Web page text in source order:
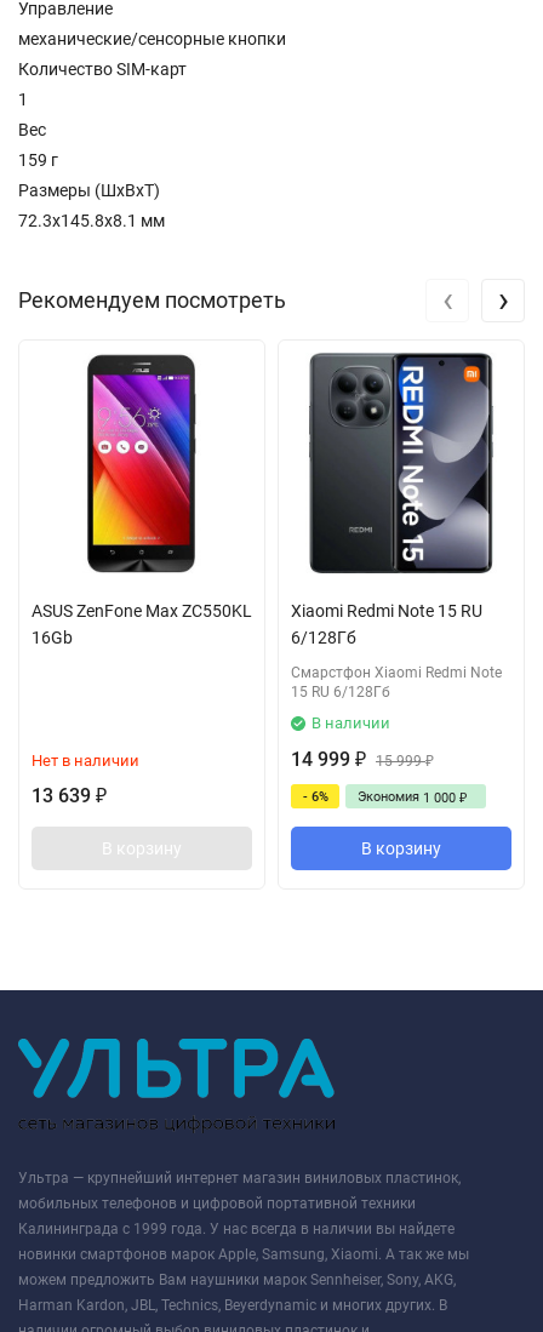
Управление
механические/сенсорные кнопки
Количество SIM-карт
1
Вес
159 г
Размеры (ШxВxТ)
72.3x145.8x8.1 мм
Рекомендуем посмотреть
ASUS ZenFone Max ZC550KL
16Gb
Нет в наличии
13 639 ₽
В корзину
Xiaomi Redmi Note 15 RU
6/128Гб
Смарстфон Xiaomi Redmi Note
15 RU 6/128Гб
В наличии
14 999 ₽ 15 999₽
- 6% Экономия 1 000 ₽
В корзину
‹ ›
Ультра — крупнейший интернет магазин виниловых пластинок,
мобильных телефонов и цифровой портативной техники
Калининграда с 1999 года. У нас всегда в наличии вы найдете
новинки смартфонов марок Apple, Samsung, Xiaomi. А так же мы
можем предложить Вам наушники марок Sennheiser, Sony, AKG,
Harman Kardon, JBL, Technics, Beyerdynamic и многих других. В